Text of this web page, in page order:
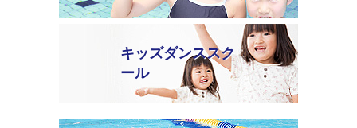
キッズダンススク
ール